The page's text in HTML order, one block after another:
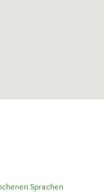
Sprachen